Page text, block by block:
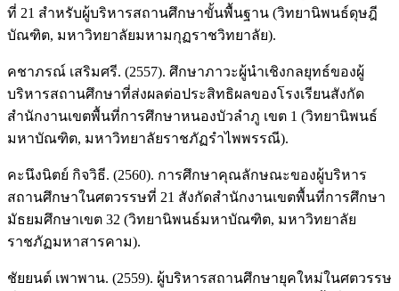
ที่ 21 สำหรับผู้บริหารสถานศึกษาขั้นพื้นฐาน (วิทยานิพนธ์ดุษฎี
บัณฑิต, มหาวิทยาลัยมหามกุฏราชวิทยาลัย).
คชาภรณ์ เสริมศรี. (2557). ศึกษาภาวะผู้นำเชิงกลยุทธ์ของผู้
บริหารสถานศึกษาที่ส่งผลต่อประสิทธิผลของโรงเรียนสังกัด
สำนักงานเขตพื้นที่การศึกษาหนองบัวลำภู เขต 1 (วิทยานิพนธ์
มหาบัณฑิต, มหาวิทยาลัยราชภัฏรำไพพรรณี).
คะนึงนิตย์ กิจวิธี. (2560). การศึกษาคุณลักษณะของผู้บริหาร
สถานศึกษาในศตวรรษที่ 21 สังกัดสำนักงานเขตพื้นที่การศึกษา
มัธยมศึกษาเขต 32 (วิทยานิพนธ์มหาบัณฑิต, มหาวิทยาลัย
ราชภัฏมหาสารคาม).
ชัยยนต์ เพาพาน. (2559). ผู้บริหารสถานศึกษายุคใหม่ในศตวรรษ